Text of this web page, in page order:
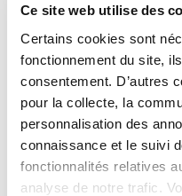
Ce site web utilise des
Certains cookies sont
fonctionnement du site,
consentement. D’autres
pour la collecte, la
personnalisation des
connaissance et le suivi
fonctionnalités relatives
analyse de notre trafic.
rénovation :
Copie de la
travaux
Récépissé de
la déclaration
Document qui
l’affectation